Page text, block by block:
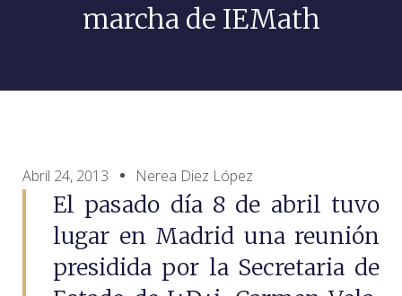
marcha de IEMath
Abril 24, 2013 Nerea Diez López
El pasado día 8 de abril tuvo
lugar en Madrid una reunión
presidida por la Secretaria de